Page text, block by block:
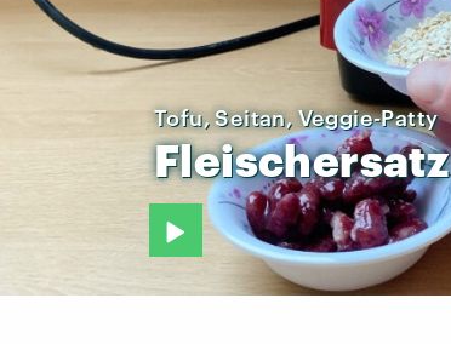
Tofu, Seitan, Veggie-Patty
Fleischersatz